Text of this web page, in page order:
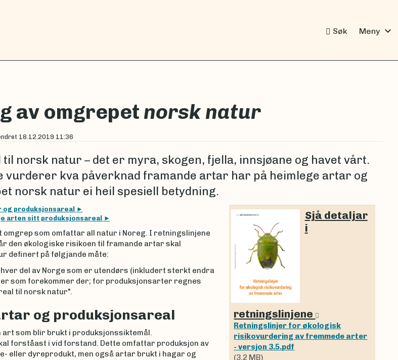
Søk Meny expand_more
av omgrepet norsk natur​
18.12.2019 11:36
norsk natur – det er myra, skogen, fjella, innsjøane og havet vårt.
vurderer kva påverknad framande artar har på heimlege artar og
norsk natur ei heil spesiell betydning.
og produksjonsareal
arten sitt produksjonsareal
omgrep som omfattar all natur i Noreg. I retningslinjene
den økologiske risikoen til framande artar skal
definert på følgjande måte:
del av Norge som er utendørs (inkludert sterkt endra
som forekommer der; for produksjonsarter regnes
til norsk natur".
og produksjonsareal
som blir brukt i produksjonssiktemål.
forståast i vid forstand. Dette omfattar produksjon av
eller dyreprodukt, men også artar brukt i hagar og
Sjå detaljar
i
retningslinjene
Retningslinjer for økologisk
risikovurdering av fremmede arter
- versjon 3.5.pdf
(3.2 MB)